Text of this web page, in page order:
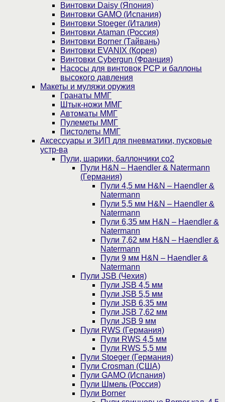
Винтовки Daisy (Япония)
Винтовки GAMO (Испания)
Винтовки Stoeger (Италия)
Винтовки Ataman (Россия)
Винтовки Borner (Тайвань)
Винтовки EVANIX (Корея)
Винтовки Cybergun (Франция)
Насосы для винтовок PCP и баллоны
высокого давления
Макеты и муляжи оружия
Гранаты ММГ
Штык-ножи ММГ
Автоматы ММГ
Пулеметы ММГ
Пистолеты ММГ
Аксессуары и ЗИП для пневматики, пусковые
устр-ва
Пули, шарики, баллончики со2
Пули H&N – Haendler & Natermann
(Германия)
Пули 4,5 мм H&N – Haendler &
Natermann
Пули 5,5 мм H&N – Haendler &
Natermann
Пули 6,35 мм H&N – Haendler &
Natermann
Пули 7,62 мм H&N – Haendler &
Natermann
Пули 9 мм H&N – Haendler &
Natermann
Пули JSB (Чехия)
Пули JSB 4,5 мм
Пули JSB 5,5 мм
Пули JSB 6,35 мм
Пули JSB 7,62 мм
Пули JSB 9 мм
Пули RWS (Германия)
Пули RWS 4,5 мм
Пули RWS 5,5 мм
Пули Stoeger (Германия)
Пули Crosman (США)
Пули GAMO (Испания)
Пули Шмель (Россия)
Пули Borner